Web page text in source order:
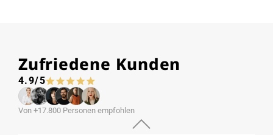
Zufriedene Kunden
4.9/5
Von +17.800 Personen empfohlen